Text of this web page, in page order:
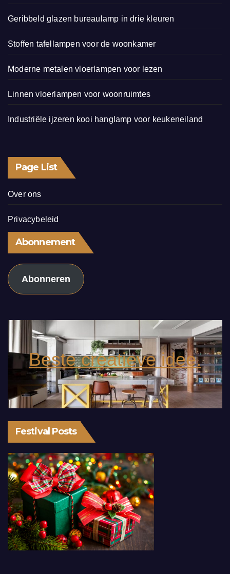
Geribbeld glazen bureaulamp in drie kleuren
Stoffen tafellampen voor de woonkamer
Moderne metalen vloerlampen voor lezen
Linnen vloerlampen voor woonruimtes
Industriële ijzeren kooi hanglamp voor keukeneiland
Page List
Over ons
Privacybeleid
Abonnement
Abonneren
Beste creatieve idee.
Festival Posts